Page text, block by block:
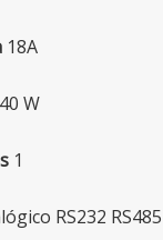
18A
W
1
RS232